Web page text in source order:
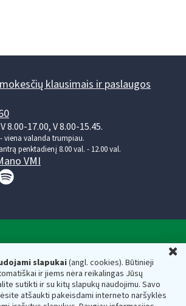
slapukai(angl. cookies). Būtinieji
ir jiems nėra reikalingas Jūsų
sutikti ir su kitų slapukų naudojimu. Savo
atšaukti pakeisdami interneto naršyklės
klausimais ir paslaugos
8.00-17.00, V 8.00-15.45.
viena valanda trumpiau.
penktadienį 8.00 val. - 12.00 val.
VMI
ministerijos
asmens kodas — 188659752,
g. 14, 01107 Vilnius, Lietuva, el.paštas:
dėžutės adresas 188659752